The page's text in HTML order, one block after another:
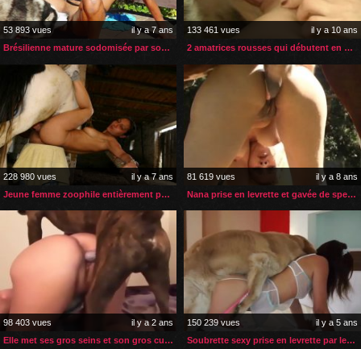
53 893 vues
il y a 7 ans
Brésilienne mature sodomisée par son husky sur sa terrasse
133 461 vues
il y a 10 ans
2 amatrices rousses qui débutent en zoophilie
228 980 vues
il y a 7 ans
Jeune femme zoophile entièrement pénétrée par son cheval
81 619 vues
il y a 8 ans
Nana prise en levrette et gavée de sperme de cheval
98 403 vues
il y a 2 ans
Elle met ses gros seins et son gros cul au service de son chien
150 239 vues
il y a 5 ans
Soubrette sexy prise en levrette par le chien de sa patronne